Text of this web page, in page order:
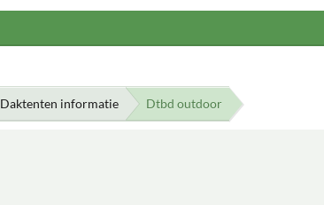
Daktenten informatie Dtbd outdoor